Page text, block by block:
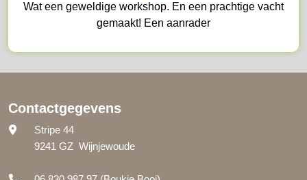
Wat een geweldige workshop. En een prachtige vacht
gemaakt! Een aanrader
Contactgegevens
Stripe 44
9241 GZ Wijnjewoude